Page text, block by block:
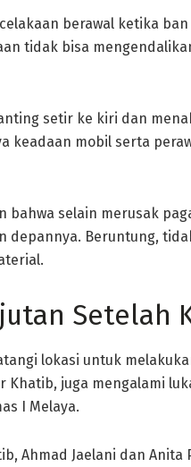
berawal ketika
tidak bisa
setir ke kiri dan
keadaan mobil serta
selain merusak
depannya. Beruntung,
Setelah
lokasi untuk
Khatib, juga mengalami
I Melaya.
Ahmad Jaelani dan Anita